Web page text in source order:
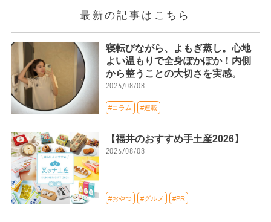
最新の記事はこちら
寝転びながら、よもぎ蒸し。心地
よい温もりで全身ぽかぽか！内側
から整うことの大切さを実感。
2026/08/08
#コラム #連載
【福井のおすすめ手土産2026】
2026/08/08
#おやつ #グルメ #PR